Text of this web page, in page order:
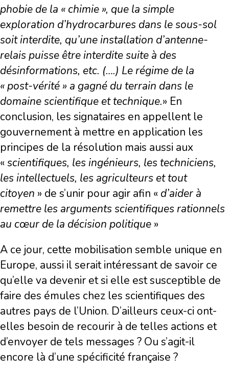
phobie de la « chimie», que la simple
exploration d’hydrocarbures dans le sous-sol
soit interdite, qu’une installation d’antenne-
relais puisse être interdite suite à des
désinformations, etc. (….) Le régime de la
« post-vérité » a gagné du terrain dans le
domaine scientifique et technique.» En
conclusion, les signataires en appellent le
gouvernement à mettre en application les
principes de la résolution mais aussi aux
« scientifiques, les ingénieurs, les techniciens,
les intellectuels, les agriculteurs et tout
citoyen » de s’unir pour agir afin « d’aider à
remettre les arguments scientifiques rationnels
au cœur de la décision politique »
A ce jour, cette mobilisation semble unique en
Europe, aussi il serait intéressant de savoir ce
qu’elle va devenir et si elle est susceptible de
faire des émules chez les scientifiques des
autres pays de l’Union. D’ailleurs ceux-ci ont-
elles besoin de recourir à de telles actions et
d’envoyer de tels messages ? Ou s’agit-il
encore là d’une spécificité française ?